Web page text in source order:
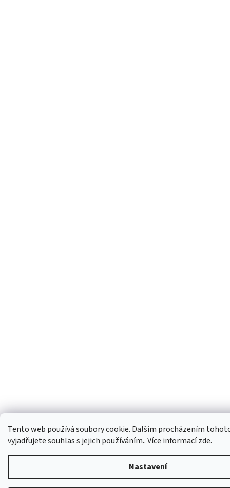
Tento web používá soubory cookie. Dalším procházením
vyjadřujete souhlas s jejich používáním.. Více informacízde.
Nastavení